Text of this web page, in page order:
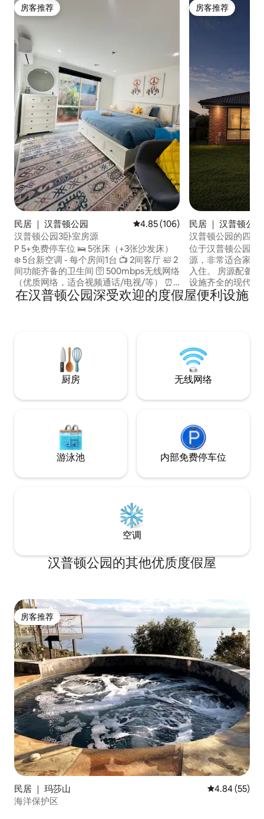
房客推荐
房客推荐
民居 ｜ 汉普顿公园 平均评分 4.85 分（满分 5 分），
4.85 (106)
汉普顿公园3卧室房源
P️ 5+免费停车位 🛌 5张床（+3张沙发床）
❄️ 5台新空调 - 每个房间1台 📺 2间客厅 🛀 2
间功能齐备的卫生间 🛜 500mbps无线网络
（优质网络，适合视频通话/电视/等） ⏰
欢迎临时预订的房客！ ✨ 房源禁止携带宠
物、吸烟和穿鞋。 🛣️ 距离高速公路
中心）5-10分钟车程 🧻 🧴提供基本用品，
包括毛巾。 严禁举办派对
房客推荐
房客推荐
民居 ｜ 汉普顿公园
汉普顿公园的四卧
位于汉普顿公园的
源，非常适合家庭
入住。 房源配备 4
设施齐全的现代化
调以及 500Mbps
寓所在的服务道路
高速公路。 舒适
所。
在汉普顿公园深受欢迎的度假屋便利设施
厨房 无线网络
游泳池 内部免费停车位
空调
汉普顿公园的其他优质度假屋
房客推荐
房客推荐
民居 ｜ 玛莎山 平均评分
4.84 (55)
海洋保护区